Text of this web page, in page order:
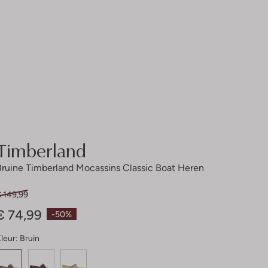
Timberland Mocassins Classic Boat Heren
-50%
149,99
74,99
Bruin